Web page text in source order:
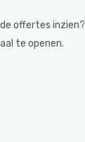
offertes inzien?
te openen.